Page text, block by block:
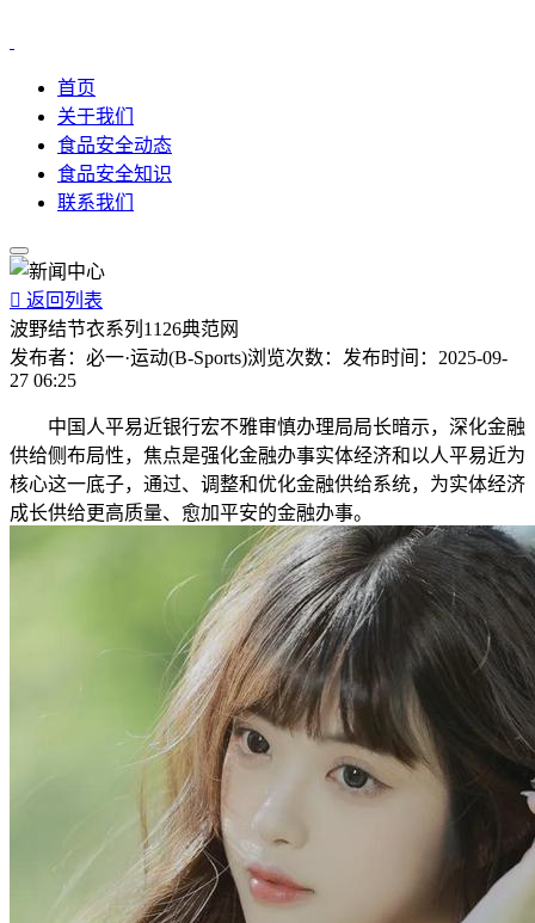
首页
关于我们
食品安全动态
食品安全知识
联系我们
 返回列表
波野结节衣系列1126典范网
发布者： 必一·运动(B-Sports)浏览次数： 发布时间： 2025-09-
27 06:25
中国人平易近银行宏不雅审慎办理局局长暗示，深化金融
供给侧布局性，焦点是强化金融办事实体经济和以人平易近为
核心这一底子，通过、调整和优化金融供给系统，为实体经济
成长供给更高质量、愈加平安的金融办事。